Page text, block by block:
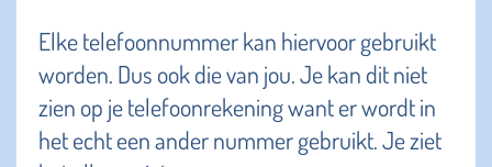
Elke telefoonnummer kan hiervoor gebruikt
worden. Dus ook die van jou. Je kan dit niet
zien op je telefoonrekening want er wordt in
het echt een ander nummer gebruikt. Je ziet